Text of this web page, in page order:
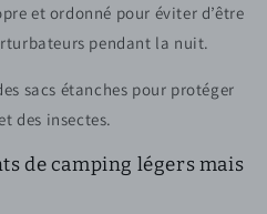
et ordonné pour éviter d’être
pendant la nuit.
sacs étanches pour protéger
des insectes.
de camping légers mais